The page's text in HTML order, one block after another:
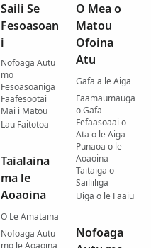
Saili Se
Fesoasoan
i
Nofoaga Autu
mo
Fesoasoaniga
Faafesootai
Mai i Matou
Lau Faitotoa
Taialaina
ma le
Aoaoina
O Le Amataina
Nofoaga Autu
mo le Aoaoina
O Mea o
Matou
Ofoina
Atu
Gafa a le Aiga
Faamaumauga
o Gafa
Fefaasoaai o
Ata o le Aiga
Punaoa o le
Aoaoina
Taitaiga o
Sailiiliga
Uiga o le Faaiu
Nofoaga